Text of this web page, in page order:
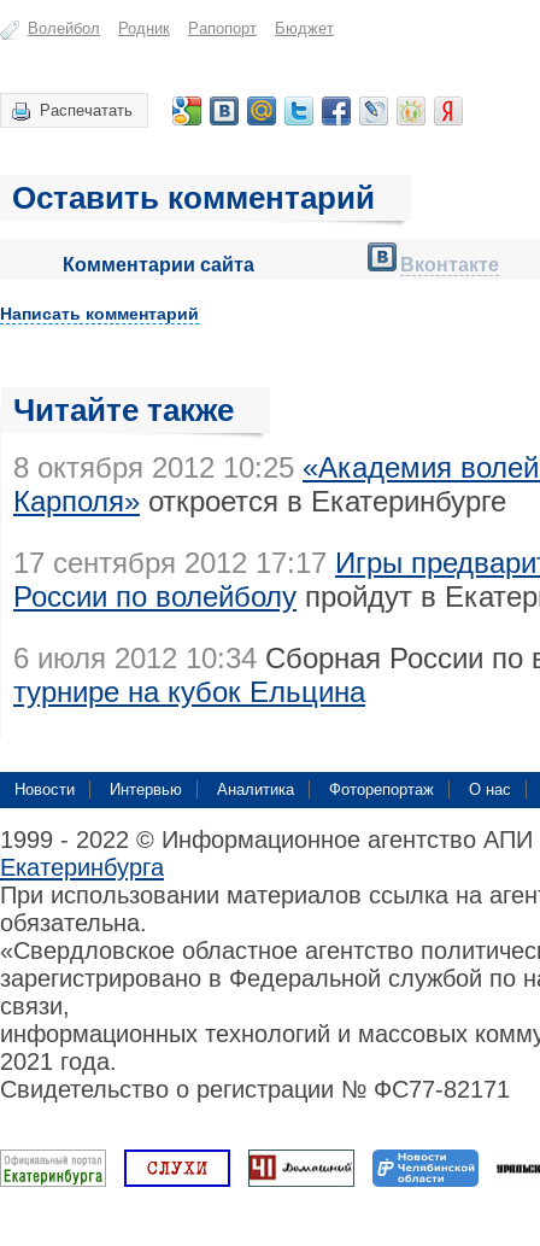
Волейбол Родник Рапопорт Бюджет
Распечатать
Оставить комментарий
Комментарии сайта Вконтакте
Написать комментарий
Читайте также
8 октября 2012 10:25 «Академия
Карполя» откроется в Екатеринбурге
17 сентября 2012 17:17 Игры
России по волейболу пройдут в
6 июля 2012 10:34 Сборная России по
турнире на кубок Ельцина
Новости Интервью Аналитика Фоторепортаж О нас
1999 - 2022 © Информационное агентство
Екатеринбурга
При использовании материалов ссылка на
обязательна.
«Свердловское областное агентство
зарегистрировано в Федеральной службой по
связи,
информационных технологий и массовых
2021 года.
Свидетельство о регистрации № ФС77-82171